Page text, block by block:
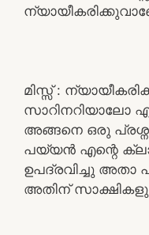
മിസ്സ്‌ :
സാറിനറിയാലോ
അങ്ങനെ ഒരു
പയ്യൻ എന്റെ
ഉപദ്രവിച്ചു അതാ
അതിന്